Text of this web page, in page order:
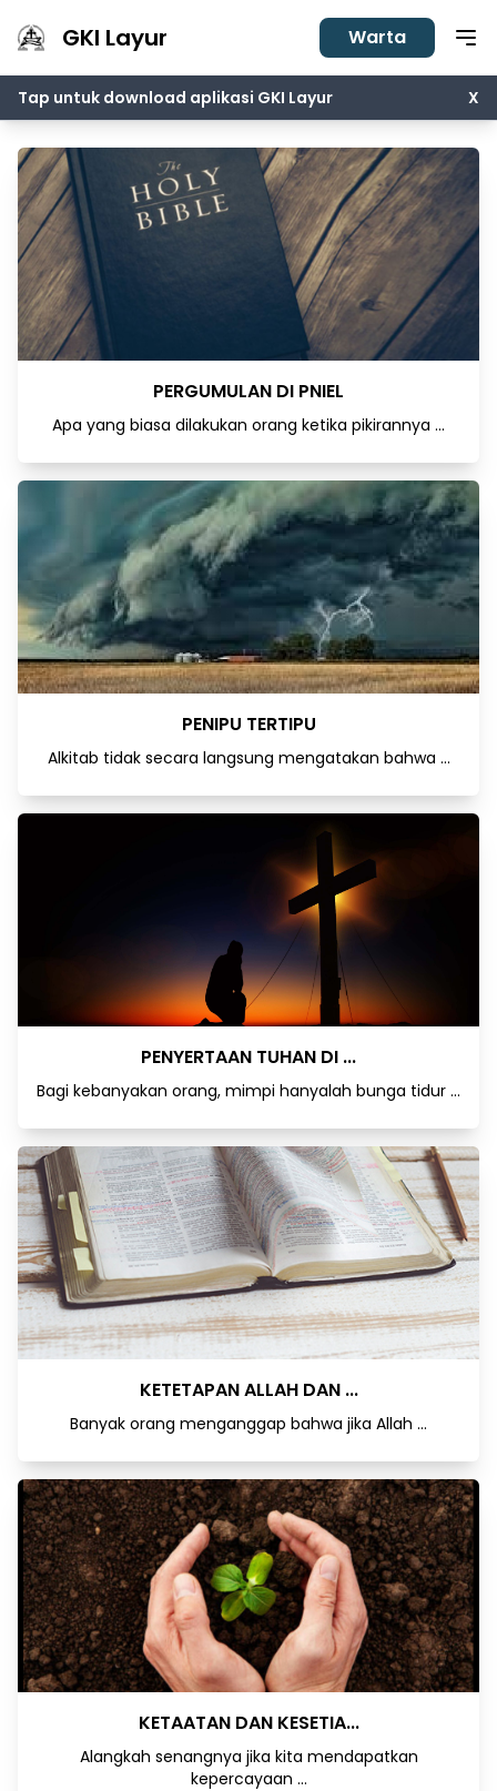
GKI Layur Warta
Tap untuk download aplikasi GKI Layur X
PERGUMULAN DI PNIEL
Apa yang biasa dilakukan orang ketika pikirannya ...
PENIPU TERTIPU
Alkitab tidak secara langsung mengatakan bahwa ...
PENYERTAAN TUHAN DI ...
Bagi kebanyakan orang, mimpi hanyalah bunga tidur ...
KETETAPAN ALLAH DAN ...
Banyak orang menganggap bahwa jika Allah ...
KETAATAN DAN KESETIA...
Alangkah senangnya jika kita mendapatkan
kepercayaan ...